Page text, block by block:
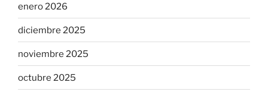
enero 2026
diciembre 2025
noviembre 2025
octubre 2025